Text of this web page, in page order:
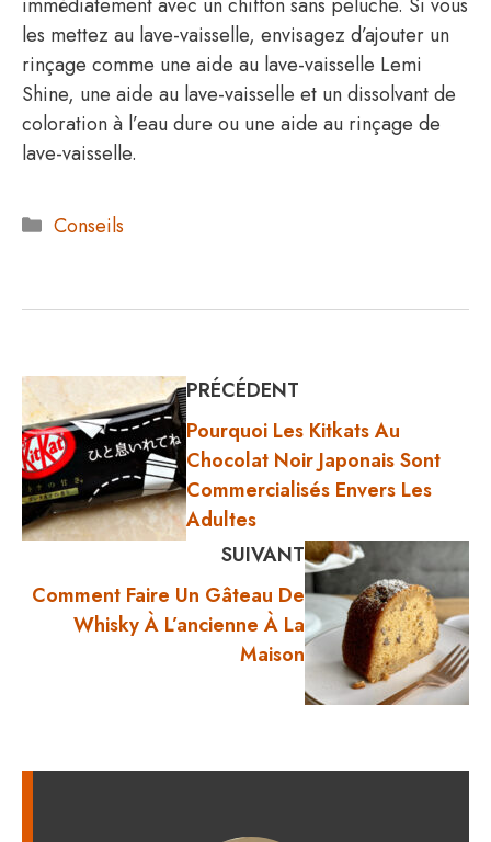
les mettez au lave-vaisselle, envisagez d’ajouter un
rinçage comme une aide au lave-vaisselle Lemi
Shine, une aide au lave-vaisselle et un dissolvant de
coloration à l’eau dure ou une aide au rinçage de
lave-vaisselle.
Catégories
Conseils
PRÉCÉDENT
Pourquoi Les Kitkats Au
Chocolat Noir Japonais Sont
Commercialisés Envers Les
Adultes
SUIVANT
Comment Faire Un Gâteau De
Whisky À L’ancienne À La
Maison